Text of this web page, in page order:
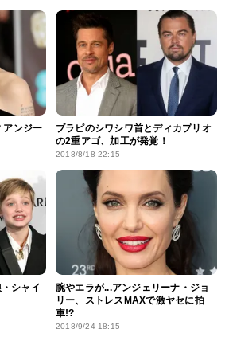
アンジー
ブラピのシワシワ首とディカプリオ
の2重アゴ、加工が発覚！
2018/8/18 22:15
シャイ
腕やエラが...アンジェリーナ・ジョ
リー、ストレスMAXで激ヤセに拍
車!?
2018/9/24 18:15